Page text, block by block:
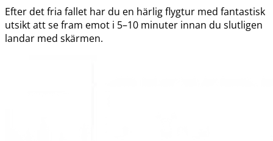
Efter det fria fallet har du en härlig flygtur med fantastisk
utsikt att se fram emot i 5–10 minuter innan du slutligen
landar med skärmen.